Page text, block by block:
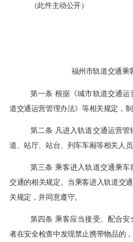
（此件主动公开）
福州市轨道交通乘
第一条 根据 《城市轨道交通运
道交通运营管理办法》 等相关规定，制
第二条 凡进入轨道交通运营
道、站厅、站台、列车车厢等相关人
第三条 乘客进入轨道交通乘车
交通的相关规定。 当乘客进入轨道交
关规定，并同意遵守。
第四条 乘客应当接受、配合
者在安全检查中发现禁止携带物品的